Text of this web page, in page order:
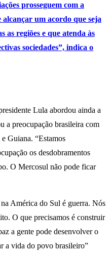
prosseguem com a
alcançar um acordo que seja
as regiões e que atenda às
sociedades”, indica o
Lula abordou ainda a
a preocupação brasileira com
Guiana. “Estamos
os desdobramentos
O Mercosul não pode ficar
América do Sul é guerra. Nós
O que precisamos é construir
a gente pode desenvolver o
a vida do povo brasileiro”